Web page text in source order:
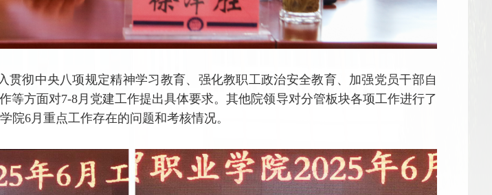
贯彻中央八项规定精神学习教育、强化教职工政治安全教育、加强党员干部自
等方面对7-8月党建工作提出具体要求。其他院领导对分管板块各项工作进行了
院6月重点工作存在的问题和考核情况。